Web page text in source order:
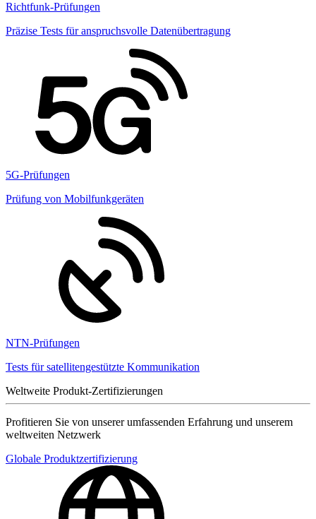
Richtfunk-Prüfungen
Präzise Tests für anspruchsvolle Datenübertragung
5G-Prüfungen
Prüfung von Mobilfunkgeräten
NTN-Prüfungen
Tests für satellitengestützte Kommunikation
Weltweite Produkt-Zertifizierungen
Profitieren Sie von unserer umfassenden Erfahrung und unserem
weltweiten Netzwerk
Globale Produktzertifizierung